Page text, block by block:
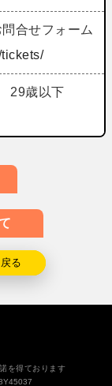
合せフォーム
29歳以下
る
を得ております